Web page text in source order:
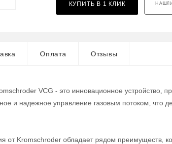
КУПИТЬ В 1 КЛИК
Оплата Отзывы
VCG - это инновационное устройство,
и надежное управление газовым потоком, что
от Kromschroder обладает рядом преимуществ,